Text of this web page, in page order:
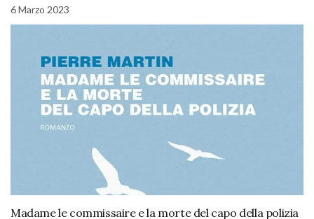
6 Marzo 2023
Madame le commissaire e la morte del capo della polizia